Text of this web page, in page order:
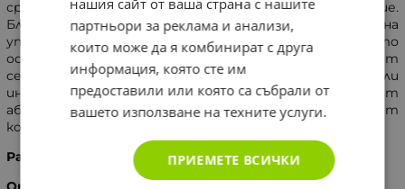
средства, и не предизвикват раздразнение.
Благодарение на тези предимства и безопасност на
употреба, могат да се прилагат ежедневно, като
осигуряват подходящата лична хигиена. Препоръчват
се и при хора със заболявания на уринарния тракт или
инконтиненция. Меката и тънка памучна повърхност
абсорбира течността 3 пъти по бързо и осигуряват
комфорт, удобство и чистота.
Размери:
партньори за реклама и анализи,
които може да я комбинират с друга
информация, която сте им
предоставили или която са събрали от
вашето използване на техните услуги.
ПРИЕМЕТЕ ВСИЧКИ